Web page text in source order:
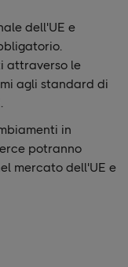
dell'UE e
attraverso le
agli standard di
in
potranno
mercato dell'UE e